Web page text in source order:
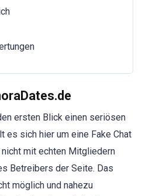
ersten Blick einen seriösen
es sich hier um eine Fake Chat
mit echten Mitgliedern
Betreibers der Seite. Das
möglich und nahezu